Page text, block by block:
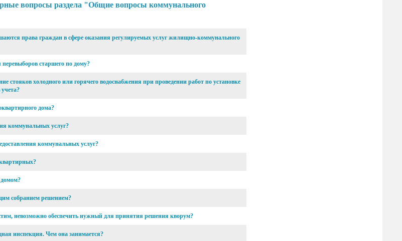
вопросы раздела "Общие вопросы коммунального
права граждан в сфере оказания регулируемых услуг жилищно-коммунального
старшего по дому?
стояков холодного или горячего водоснабжения при проведении работ по установке
дома?
коммунальных услуг?
коммунальных услуг?
собранием решением?
невозможно обеспечить нужный для принятия решения кворум?
инспекция. Чем она занимается?